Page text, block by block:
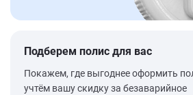
Подберем полис для вас
Покажем, где выгоднее оформить
учтём вашу скидку за безаварийное